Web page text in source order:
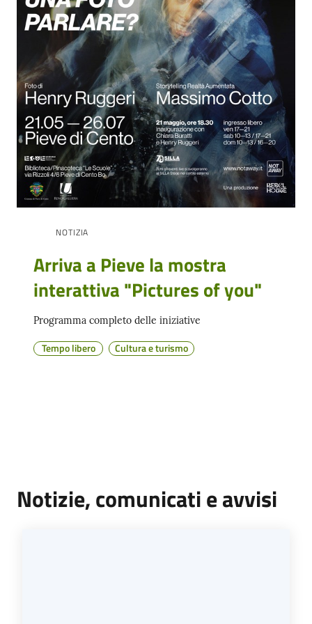
Amministrazione
Trasparente
Tutti
gli
argomenti...
NOTIZIA
Arriva a Pieve la mostra
interattiva "Pictures of you"
Programma completo delle iniziative
Tempo libero Cultura e turismo
Notizie, comunicati e avvisi